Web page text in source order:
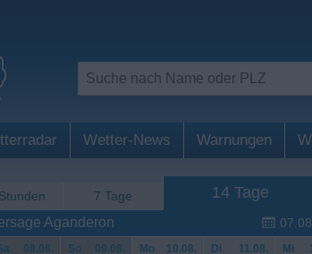
Wetter-News Warnungen
7 Tage 14 Tage
Aganderon
. 08.08. So. 09.08. Mo. 10.08. Di. 11.08. Mi.